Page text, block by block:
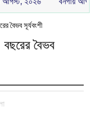
বৈভব সূর্যবংশী
বৈভব